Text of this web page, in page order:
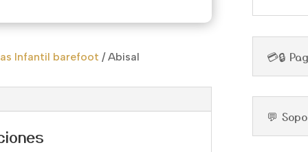
Infantil barefoot /Abisal 💳🔒
💬